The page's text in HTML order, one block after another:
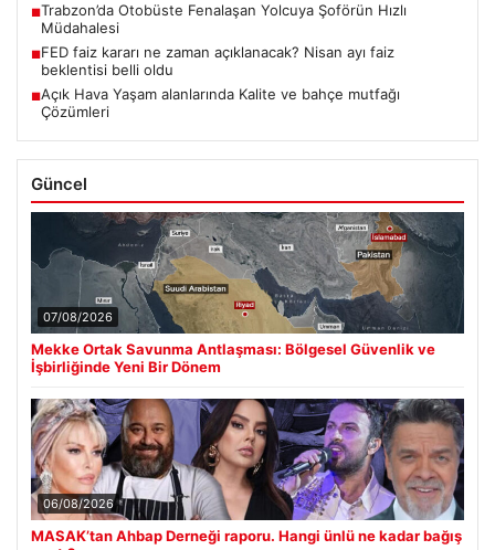
■Trabzon’da Otobüste Fenalaşan Yolcuya Şoförün Hızlı
Müdahalesi
■FED faiz kararı ne zaman açıklanacak? Nisan ayı faiz
beklentisi belli oldu
■Açık Hava Yaşam alanlarında Kalite ve bahçe mutfağı
Çözümleri
Güncel
07/08/2026
Mekke Ortak Savunma Antlaşması: Bölgesel Güvenlik ve
İşbirliğinde Yeni Bir Dönem
06/08/2026
MASAK’tan Ahbap Derneği raporu. Hangi ünlü ne kadar bağış